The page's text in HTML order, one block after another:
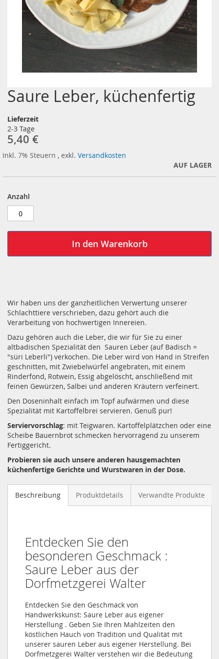
Zum
Anfang
Bildergalerie
springen
Saure Leber, küchenfertig
Lieferzeit
2-3 Tage
5,40 €
Inkl. 7% Steuern , exkl. Versandkosten
AUF LAGER
Anzahl
In den Warenkorb
Wir haben uns der ganzheitlichen Verwertung unserer
Schlachttiere verschrieben, dazu gehört auch die
Verarbeitung von hochwertigen Innereien.
Dazu gehören auch die Leber, die wir für Sie zu einer
altbadischen Spezialität den Sauren Leber (auf Badisch =
"süri Leberli") verkochen. Die Leber wird von Hand in Streifen
geschnitten, mit Zwiebelwürfel angebraten, mit einem
Rinderfond, Rotwein, Essig abgelöscht, anschließend mit
feinen Gewürzen, Salbei und anderen Kräutern verfeinert.
Den Doseninhalt einfach im Topf aufwärmen und diese
Spezialität mit Kartoffelbrei servieren. Genuß pur!
Serviervorschlag: mit Teigwaren. Kartoffelplätzchen oder eine
Scheibe Bauernbrot schmecken hervorragend zu unserem
Fertiggericht.
Probieren sie auch unsere anderen hausgemachten
küchenfertige Gerichte und Wurstwaren in der Dose.
Beschreibung Produktdetails Verwandte Produkte
Entdecken Sie den
besonderen Geschmack :
Saure Leber aus der
Dorfmetzgerei Walter
Entdecken Sie den Geschmack von
Handwerkskunst: Saure Leber aus eigener
Herstellung . Geben Sie Ihren Mahlzeiten den
köstlichen Hauch von Tradition und Qualität mit
unserer sauren Leber aus eigener Herstellung. Bei
Dorfmetzgerei Walter verstehen wir die Bedeutung